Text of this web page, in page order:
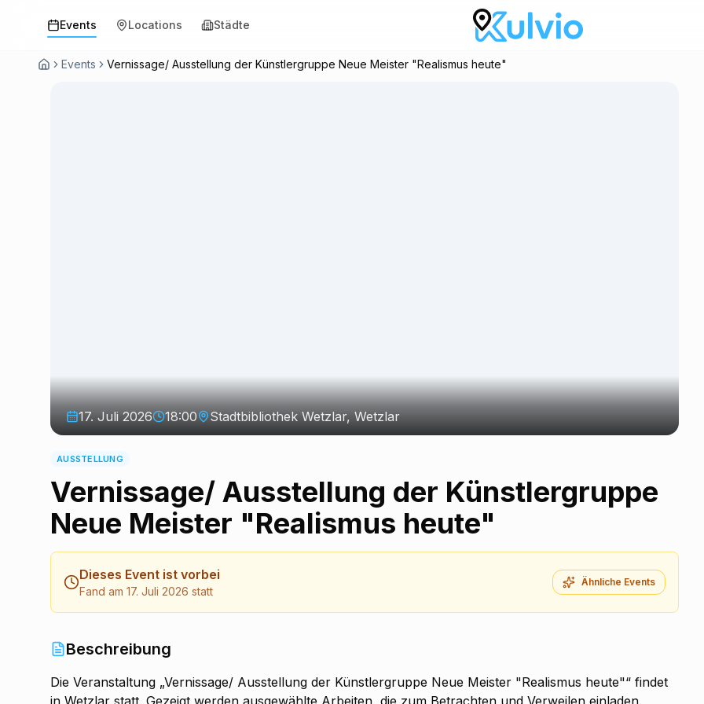
Events Locations Städte
Events Vernissage/ Ausstellung der Künstlergruppe Neue Meister "Realismus heute"
17. Juli 2026 18:00 Stadtbibliothek Wetzlar, Wetzlar
AUSSTELLUNG
Vernissage/ Ausstellung der Künstlergruppe
Neue Meister "Realismus heute"
Dieses Event ist vorbei
Fand am 17. Juli 2026 statt
Ähnliche Events
Beschreibung
Die Veranstaltung „Vernissage/ Ausstellung der Künstlergruppe Neue Meister "Realismus heute"“ findet
in Wetzlar statt. Gezeigt werden ausgewählte Arbeiten, die zum Betrachten und Verweilen einladen.